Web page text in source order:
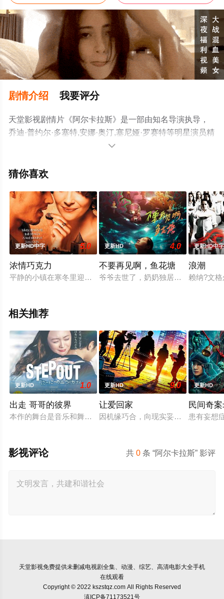
剧情介绍 我要评分
天堂影视剧情片《阿尔卡拉斯》是一部由知名导演执导，
乔迪·普约尔·多塞特,安娜·奥汀,塞尼娅·罗赛特等明星演员精
彩演绎的西班牙电影，手机免费观看高清无删减完整版电
影、电视猫或剧情网等平台了解。
。

猜你喜欢
更新HD中字 5.0
浓情巧克力
平静的小镇在寒冬里迎来了火热的一天。年轻的薇安萝雪（朱
更新HD 4.0
不要再见啊，鱼花塘
爷爷去世了，奶奶独居在家。屋子里
更新HD中字
浪潮
赖纳?文
相关推荐
更新HD 1.0
出走 哥哥的彼界
本作的舞台是音乐和舞蹈融入生活的冲绳。与母亲朱音、妹妹
更新HD 9.0
让爱回家
因机缘巧合，向现实妥协的导演朱达
更新HD
民间奇
患有妄想
共0 条 “阿尔卡拉斯” 影评
影视评论
天堂影视免费提供未删减电视剧全集、动漫、综艺、高清电影大全手机
在线观看
Copyright © 2022 kszstqz.com All Rights Reserved
滇ICP备71173521号